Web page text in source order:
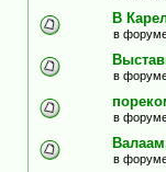
В
в
в
в
в